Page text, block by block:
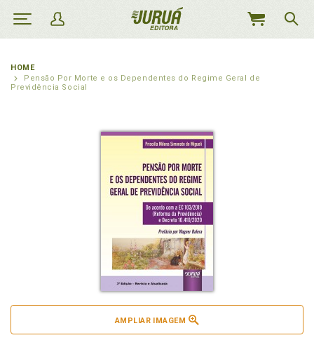
MEU
HOME
Pensão Por Morte e os Dependentes do Regime Geral de
Previdência Social
AMPLIAR IMAGEM